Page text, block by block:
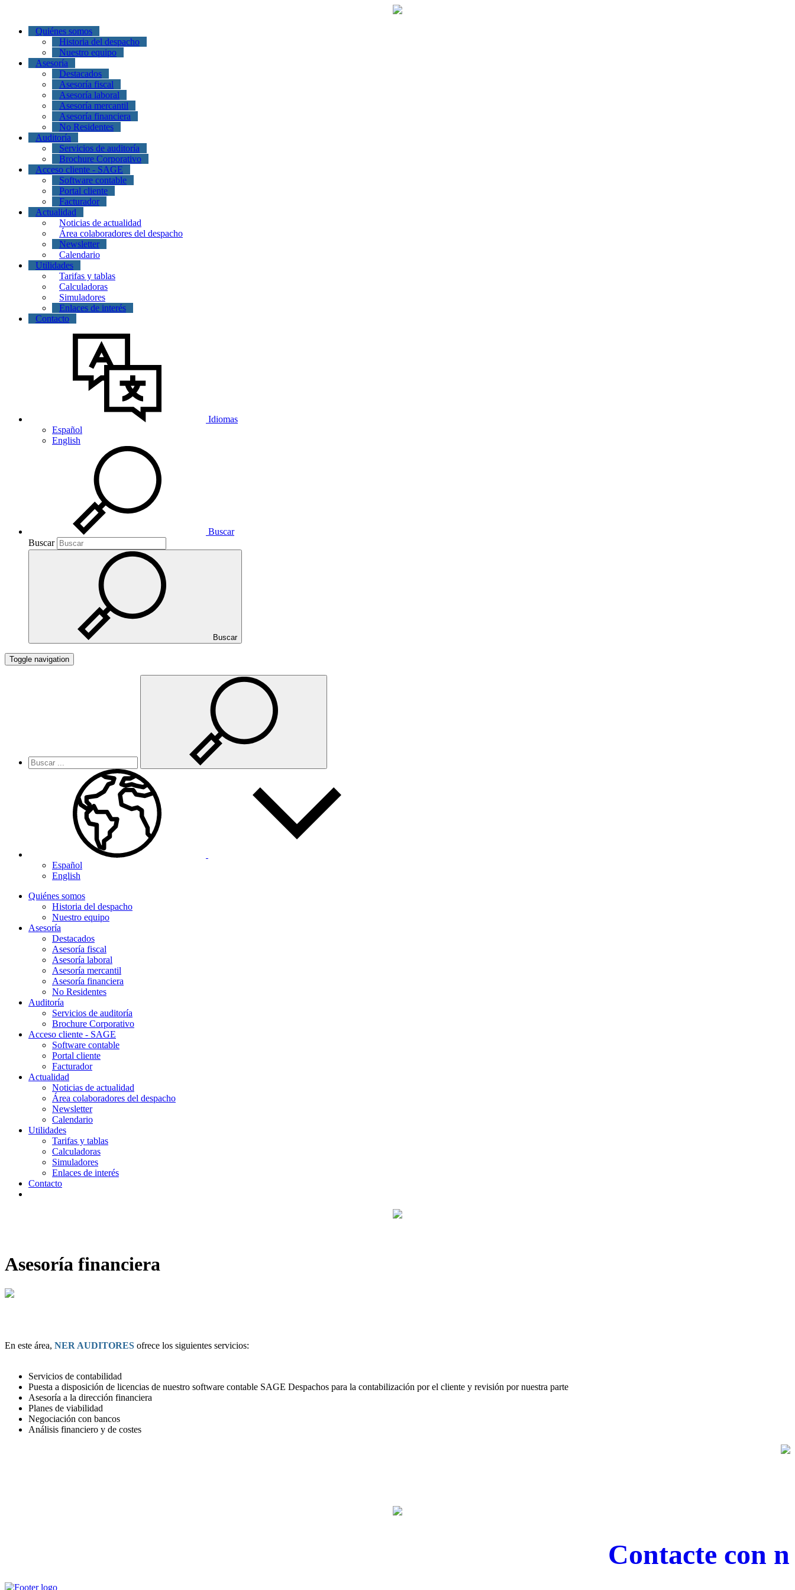
Quiénes somos
Historia del despacho
Nuestro equipo
Asesoría
Destacados
Asesoría fiscal
Asesoría laboral
Asesoría mercantil
Asesoría financiera
No Residentes
Auditoría
Servicios de auditoría
Brochure Corporativo
Acceso cliente - SAGE
Software contable
Portal cliente
Facturador
Actualidad
Noticias de actualidad
Área colaboradores del despacho
Newsletter
Calendario
Utilidades
Tarifas y tablas
Calculadoras
Simuladores
Enlaces de interés
Contacto
Idiomas
Español
English
Buscar
Buscar
Buscar
Toggle navigation
Español
English
Quiénes somos
Historia del despacho
Nuestro equipo
Asesoría
Destacados
Asesoría fiscal
Asesoría laboral
Asesoría mercantil
Asesoría financiera
No Residentes
Auditoría
Servicios de auditoría
Brochure Corporativo
Acceso cliente - SAGE
Software contable
Portal cliente
Facturador
Actualidad
Noticias de actualidad
Área colaboradores del despacho
Newsletter
Calendario
Utilidades
Tarifas y tablas
Calculadoras
Simuladores
Enlaces de interés
Contacto
Asesoría financiera
En este área, NER AUDITORES ofrece los siguientes servicios:
Servicios de contabilidad
Puesta a disposición de licencias de nuestro software contable SAGE Despachos para la contabilización por el cliente y revisión por nuestra parte
Asesoría a la dirección financiera
Planes de viabilidad
Negociación con bancos
Análisis financiero y de costes
Contacte con